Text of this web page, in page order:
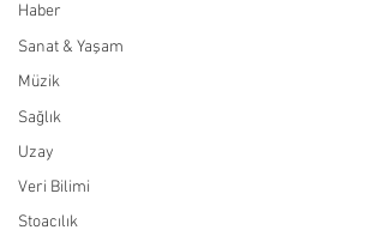
Haber
Sanat & Yaşam
Müzik
Sağlık
Uzay
Veri Bilimi
Stoacılık